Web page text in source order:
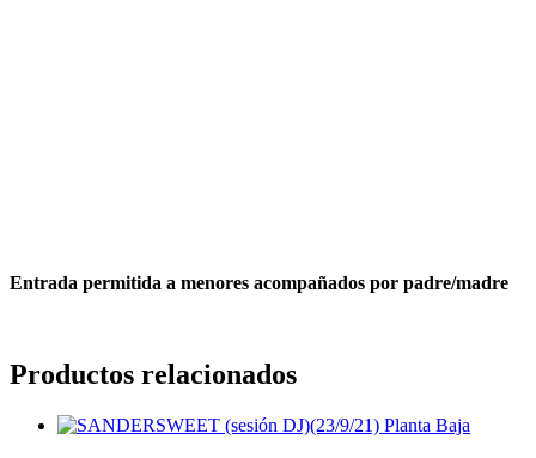
Entrada permitida a menores acompañados por padre/madre
Productos relacionados